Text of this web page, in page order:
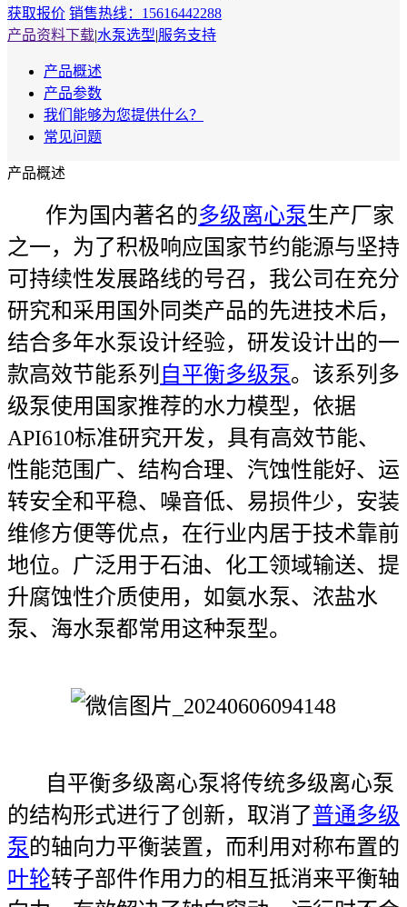
获取报价 销售热线：15616442288
产品资料下载|水泵选型|服务支持
产品概述
产品参数
我们能够为您提供什么？
常见问题
产品概述
作为国内著名的多级离心泵生产厂家
之一，为了积极响应国家节约能源与坚持
可持续性发展路线的号召，我公司在充分
研究和采用国外同类产品的先进技术后，
结合多年水泵设计经验，研发设计出的一
款高效节能系列 自平衡多级泵。该系列多
级泵使用国家推荐的水力模型，依据
API610标准研究开发，具有高效节能、
性能范围广、结构合理、汽蚀性能好、运
转安全和平稳、噪音低、易损件少，安装
维修方便等优点，在行业内居于技术靠前
地位。广泛用于石油、化工领域输送、提
升腐蚀性介质使用，如氨水泵、浓盐水
泵、海水泵都常用这种泵型。
自平衡多级离心泵将传统多级离心泵
的结构形式进行了创新，取消了普通多级
泵的轴向力平衡装置，而利用对称布置的
叶轮转子部件作用力的相互抵消来平衡轴